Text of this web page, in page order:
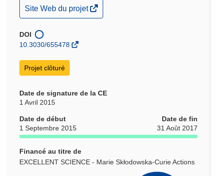
(s’ouvre
dans
nouvelle
fenêtre)
Site Web du projet
DOI
10.3030/655478
Projet clôturé
Date de signature de la CE
1 Avril 2015
Date de début
1 Septembre 2015
Date de fin
31 Août 2017
Financé au titre de
EXCELLENT SCIENCE - Marie Skłodowska-Curie Actions